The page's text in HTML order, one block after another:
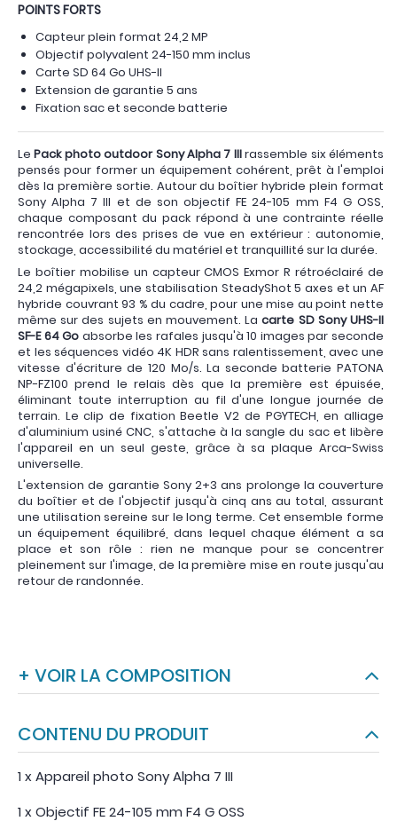
POINTS FORTS
Capteur plein format 24,2 MP
Objectif polyvalent 24-150 mm inclus
Carte SD 64 Go UHS-II
Extension de garantie 5 ans
Fixation sac et seconde batterie
LePack photo outdoor Sony Alpha 7 IIIrassemble six éléments
pensés pour former un équipement cohérent, prêt à l'emploi
dès la première sortie. Autour du boîtier hybride plein format
Sony Alpha 7 III et de son objectif FE 24-105 mm F4 G OSS,
chaque composant du pack répond à une contrainte réelle
rencontrée lors des prises de vue en extérieur : autonomie,
stockage, accessibilité du matériel et tranquillité sur la durée.
Le boîtier mobilise un capteur CMOS Exmor R rétroéclairé de
24,2 mégapixels, une stabilisation SteadyShot 5 axes et un AF
hybride couvrant 93 % du cadre, pour une mise au point nette
même sur des sujets en mouvement. Lacarte SD Sony UHS-II
SF-E 64 Go absorbe les rafales jusqu'à 10 images par seconde
et les séquences vidéo 4K HDR sans ralentissement, avec une
vitesse d'écriture de 120 Mo/s. La seconde batterie PATONA
NP-FZ100 prend le relais dès que la première est épuisée,
éliminant toute interruption au fil d'une longue journée de
terrain. Le clip de fixation Beetle V2 de PGYTECH, en alliage
d'aluminium usiné CNC, s'attache à la sangle du sac et libère
l'appareil en un seul geste, grâce à sa plaque Arca-Swiss
universelle.
L'extension de garantie Sony 2+3 ans prolonge la couverture
du boîtier et de l'objectif jusqu'à cinq ans au total, assurant
une utilisation sereine sur le long terme. Cet ensemble forme
un équipement équilibré, dans lequel chaque élément a sa
place et son rôle : rien ne manque pour se concentrer
pleinement sur l'image, de la première mise en route jusqu'au
retour de randonnée.
+ VOIR LA COMPOSITION
CONTENU DU PRODUIT
1 x Appareil photo Sony Alpha 7 III
1 x Objectif FE 24-105 mm F4 G OSS